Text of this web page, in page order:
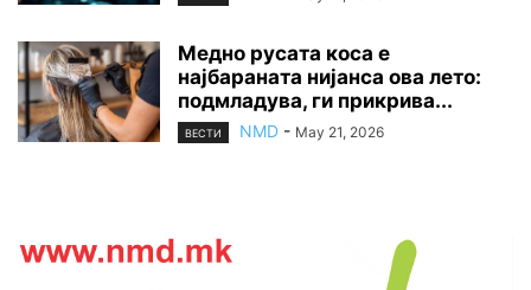
Медно русата коса е
најбараната нијанса ова лето:
подмладува, ги прикрива...
ВЕСТИ NMD - May 21, 2026